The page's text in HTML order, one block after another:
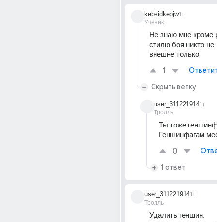
kebsidkebjw
Ученик
1г
Не знаю мне кроме
стилю боя никто не
внешне только
1
Скрыть ветку
user_311221914
Тролль
1г
Ты тоже
Геншинфагам
0
1 ответ
user_311221914
Тролль
1г
Удалить геншин.